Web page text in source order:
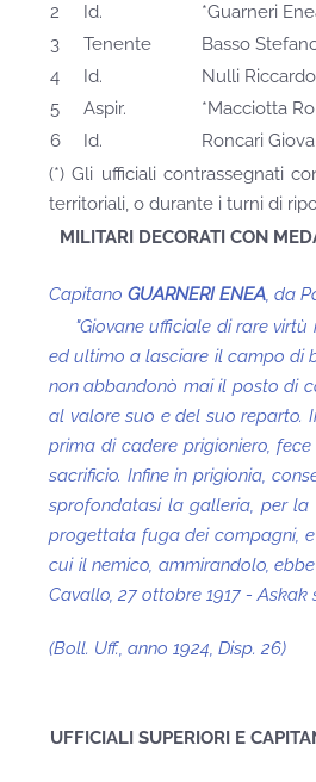
2
Id. *Guarneri
3
Tenente Basso
4
Id. Nulli Riccardo
5
Aspir. *Macciotta
6
Id. Roncari
(*) Gli ufficiali contrassegnati
territoriali, o durante i turni di
MILITARI DECORATI CON
Capitano GUARNERI ENEA, da
"Giovane ufficiale di rare virtù
ed ultimo a lasciare il campo di
non abbandonò mai il posto di
al valore suo e del suo reparto.
prima di cadere prigioniero,
sacrificio. Infine in prigionia,
sprofondatasi la galleria, per la
progettata fuga dei compagni,
cui il nemico, ammirandolo,
Cavallo, 27 ottobre 1917 - Askak
(Boll. Uff., anno 1924, Disp. 26)
UFFICIALI SUPERIORI E